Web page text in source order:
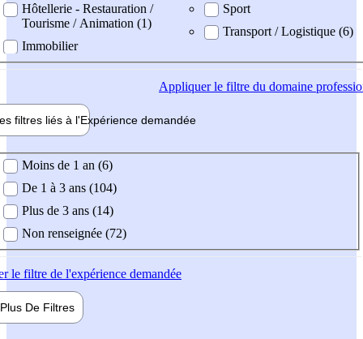
Hôtellerie - Restauration /
Tourisme / Animation (1)
Immobilier
Sport
Transport / Logistique (6)
Appliquerle filtre du domaine
filtres liés à l'Expérience demandée
demandée
Moins de 1 an (6)
De 1 à 3 ans (104)
Plus de 3 ans (14)
Non renseignée (72)
le filtre de l'expérience demandée
Plus De Filtres